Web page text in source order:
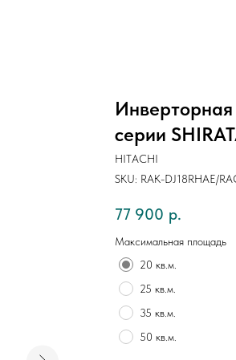
серии
HITACHI
SKU: RAK-DJ18RHAE/
77 900 р.
Максимальная площадь
20 кв.м.
25 кв.м.
35 кв.м.
50 кв.м.